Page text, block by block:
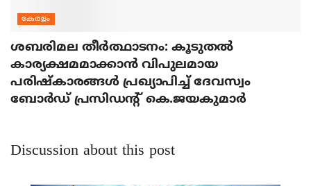
കേരളം
ശബരിമല തീര്‍ത്ഥാടനം: കൂടുതല്‍
കാര്യക്ഷമമാക്കാന്‍ വിപുലമായ
പരിഷ്‌കാരങ്ങള്‍ പ്രഖ്യാപിച്ച് ദേവസ്വം
ബോര്‍ഡ് പ്രസിഡന്റ് കെ.ജയകുമാര്‍
Discussion about this post